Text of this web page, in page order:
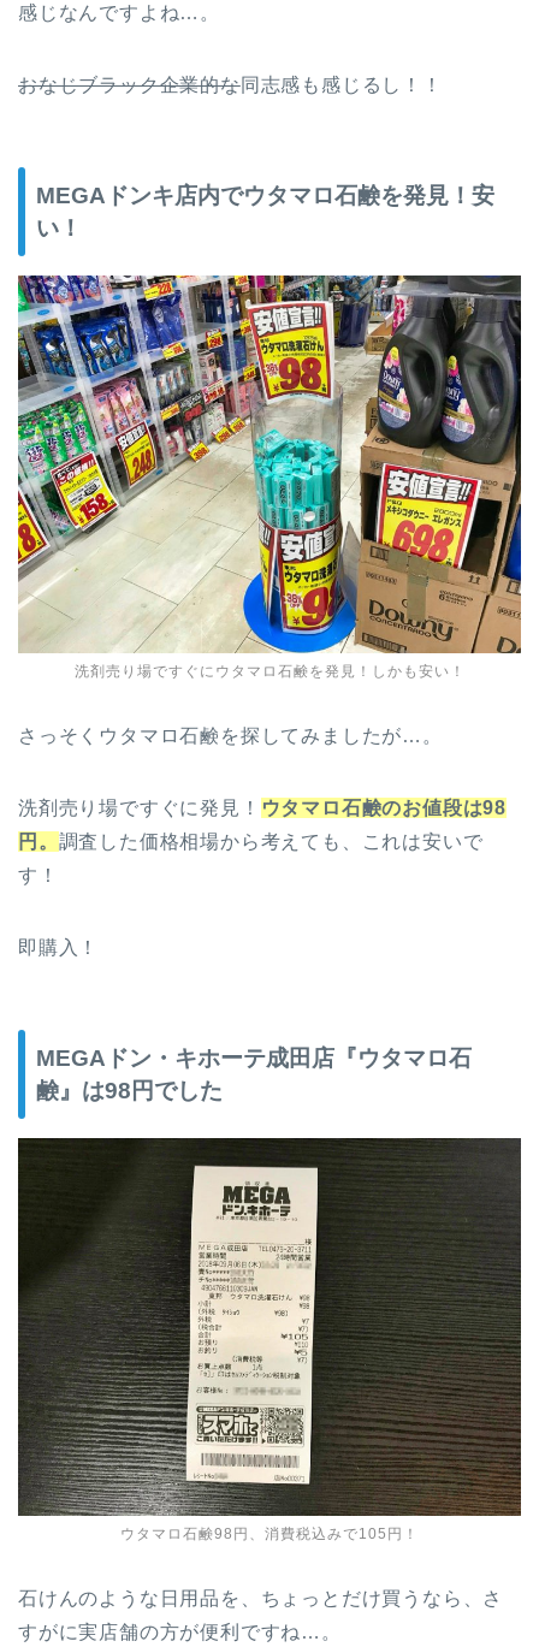
感じなんですよね…。
おなじブラック企業的な同志感も感じるし！！
MEGAドンキ店内でウタマロ石鹸を発見！安
い！
洗剤売り場ですぐにウタマロ石鹸を発見！しかも安い！
さっそくウタマロ石鹸を探してみましたが…。
洗剤売り場ですぐに発見！ ウタマロ石鹸のお値段は98
円。 調査した価格相場から考えても、これは安いで
す！
即購入！
MEGAドン・キホーテ成田店『ウタマロ石
鹸』は98円でした
ウタマロ石鹸98円、消費税込みで105円！
石けんのような日用品を、ちょっとだけ買うなら、さ
すがに実店舗の方が便利ですね…。